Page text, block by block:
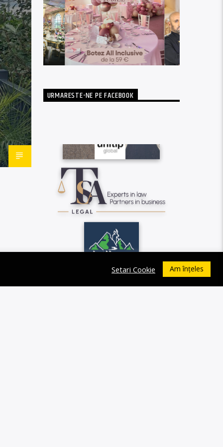
URMARESTE-NE PE FACEBOOK
Setari Cookie Am înțeles